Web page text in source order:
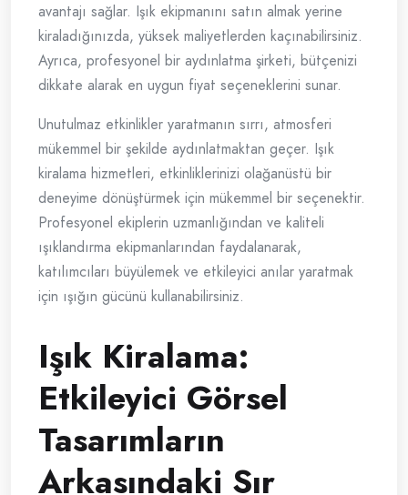
avantajı sağlar. Işık ekipmanını satın almak yerine
kiraladığınızda, yüksek maliyetlerden kaçınabilirsiniz.
Ayrıca, profesyonel bir aydınlatma şirketi, bütçenizi
dikkate alarak en uygun fiyat seçeneklerini sunar.
Unutulmaz etkinlikler yaratmanın sırrı, atmosferi
mükemmel bir şekilde aydınlatmaktan geçer. Işık
kiralama hizmetleri, etkinliklerinizi olağanüstü bir
deneyime dönüştürmek için mükemmel bir seçenektir.
Profesyonel ekiplerin uzmanlığından ve kaliteli
ışıklandırma ekipmanlarından faydalanarak,
katılımcıları büyülemek ve etkileyici anılar yaratmak
için ışığın gücünü kullanabilirsiniz.
Işık Kiralama:
Etkileyici Görsel
Tasarımların
Arkasındaki Sır